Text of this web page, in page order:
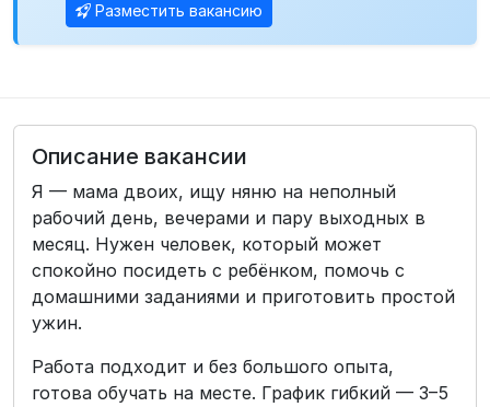
Разместить вакансию
Описание вакансии
Я — мама двоих, ищу няню на неполный
рабочий день, вечерами и пару выходных в
месяц. Нужен человек, который может
спокойно посидеть с ребёнком, помочь с
домашними заданиями и приготовить простой
ужин.
Работа подходит и без большого опыта,
готова обучать на месте. График гибкий — 3–5